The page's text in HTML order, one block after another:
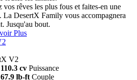
vos rêves les plus fous et faites-en une
La DesertX Family vous accompagnera
Jusqu'au bout.
Plus
V2
110.3 cv Puissance
67.9 lb-ft Couple